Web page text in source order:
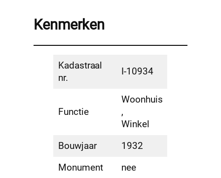
Kenmerken
Kadastraal
nr.
I-10934
Functie
Woonhuis
,
Winkel
Bouwjaar
1932
Monument
nee